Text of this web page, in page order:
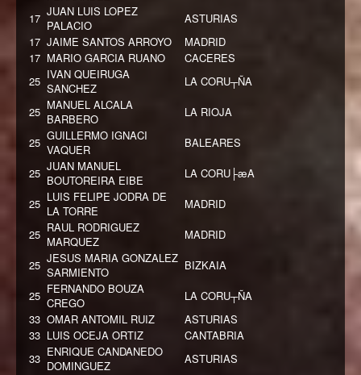
17 JUAN LUIS LOPEZ
PALACIO
ASTURIAS
17 JAIME SANTOS ARROYO
MADRID
17 MARIO GARCIA RUANO
CACERES
25 IVAN QUEIRUGA
SANCHEZ
LA CORU┬ÑA
25 MANUEL ALCALA
BARBERO
LA RIOJA
25 GUILLERMO IGNACI
VAQUER
BALEARES
25 JUAN MANUEL
BOUTOREIRA EIBE
LA CORU├æA
25 LUIS FELIPE JODRA DE
LA TORRE
MADRID
25 RAUL RODRIGUEZ
MARQUEZ
MADRID
25 JESUS MARIA GONZALEZ
SARMIENTO
BIZKAIA
25 FERNANDO BOUZA
CREGO
LA CORU┬ÑA
33 OMAR ANTOMIL RUIZ
ASTURIAS
33 LUIS OCEJA ORTIZ
CANTABRIA
33 ENRIQUE CANDANEDO
DOMINGUEZ
ASTURIAS